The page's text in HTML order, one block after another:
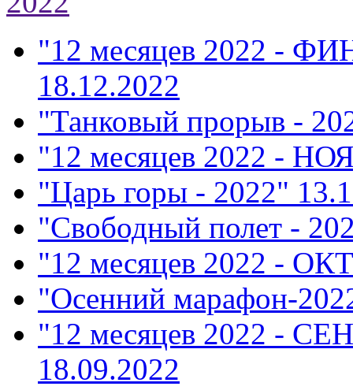
"12 месяцев 2022 -
18.12.2022
"Танковый прорыв -
"12 месяцев 2022 -
"Царь горы - 2022"
"Свободный полет -
"12 месяцев 2022 -
"Осенний марафон-
"12 месяцев 2022 -
18.09.2022